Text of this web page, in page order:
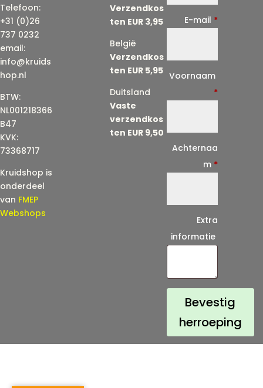
Telefoon:
+31 (0)26
737 0232
email:
info@kruids
hop.nl
BTW:
NL001218366
B47
KVK:
73368717
Kruidshop is
onderdeel
van FMEP
Webshops
Verzendkos
ten EUR 3,95
België
Verzendkos
ten EUR 5,95
Duitsland
Vaste
verzendkos
ten EUR 9,50
E-mail *
l
)
*
Voornaam
*
Achternaa
m *
Extra
informatie
Bevestig
herroeping